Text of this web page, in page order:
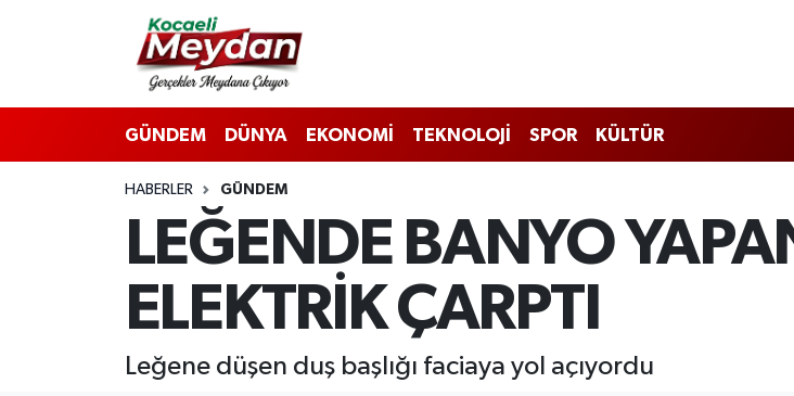
GÜNDEM DÜNYA EKONOMİ TEKNOLOJİ SPOR KÜLTÜR
HABERLER GÜNDEM
LEĞENDE BANYO
ELEKTRİK ÇARPTI
Leğene düşen duş başlığı faciaya yol açıyordu
Nöbetçi Eczaneler
Hava Durumu
Trafik Durumu
Süper Lig Puan Durumu ve Fikstür
Tüm Manşetler
Son Dakika Haberleri